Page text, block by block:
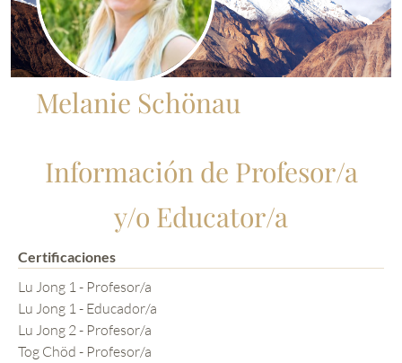
Melanie Schönau
Información de Profesor/a
y/o Educator/a
Certificaciones
Lu Jong 1 - Profesor/a
Lu Jong 1 - Educador/a
Lu Jong 2 - Profesor/a
Tog Chöd - Profesor/a